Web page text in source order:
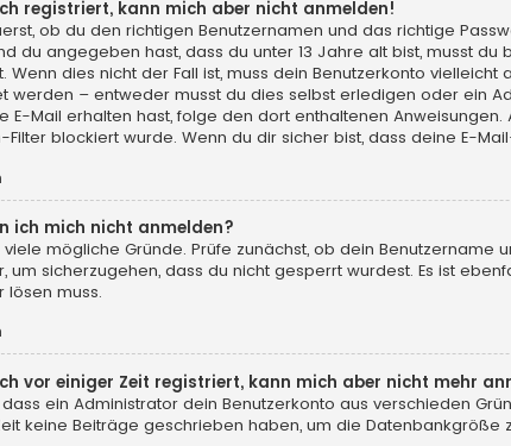
registriert, kann mich aber nicht anmelden!
ob du den richtigen Benutzernamen und das richtige
du angegeben hast, dass du unter 13 Jahre alt bist, musst
Wenn dies nicht der Fall ist, muss dein Benutzerkonto
werden – entweder musst du dies selbst erledigen oder ein
E-Mail erhalten hast, folge den dort enthaltenen
Filter blockiert wurde. Wenn du dir sicher bist, dass deine E-
ich mich nicht anmelden?
mögliche Gründe. Prüfe zunächst, ob dein
um sicherzugehen, dass du nicht gesperrt wurdest. Es ist
lösen muss.
vor einiger Zeit registriert, kann mich aber nicht mehr
dass ein Administrator dein Benutzerkonto aus verschieden
keine Beiträge geschrieben haben, um die